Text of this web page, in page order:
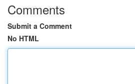
Comments
Submit a Comment
No HTML